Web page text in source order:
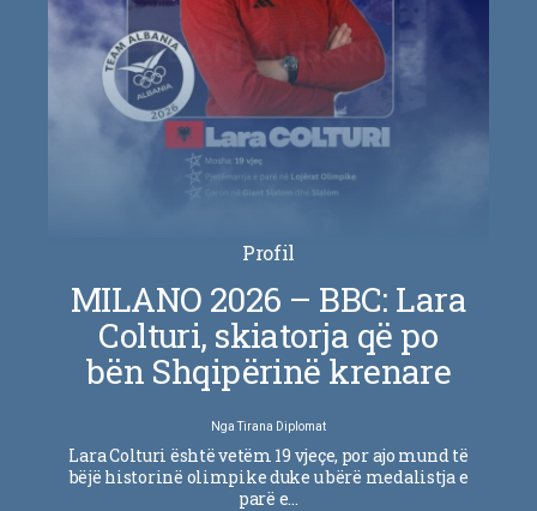
Profil
MILANO 2026 – BBC: Lara
Colturi, skiatorja që po
bën Shqipërinë krenare
NgaTirana Diplomat
Lara Colturi është vetëm 19 vjeçe, por ajo mund të
bëjë historinë olimpike duke u bërë medalistja e
parë e…